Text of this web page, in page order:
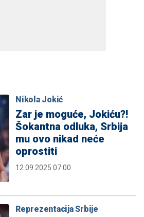
Nikola Jokić
Zar je moguće, Jokiću?!
Šokantna odluka, Srbija
mu ovo nikad neće
oprostiti
12.09.2025 07:00
Reprezentacija Srbije